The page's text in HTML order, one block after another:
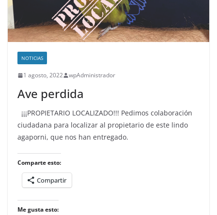
NOTICIAS
1 agosto, 2022 wpAdministrador
Ave perdida
¡¡¡PROPIETARIO LOCALIZADO!!! Pedimos colaboración
ciudadana para localizar al propietario de este lindo
agaporni, que nos han entregado.
Comparte esto:
Compartir
Me gusta esto: